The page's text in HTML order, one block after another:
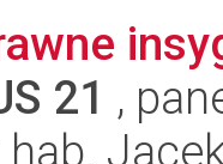
21 ,